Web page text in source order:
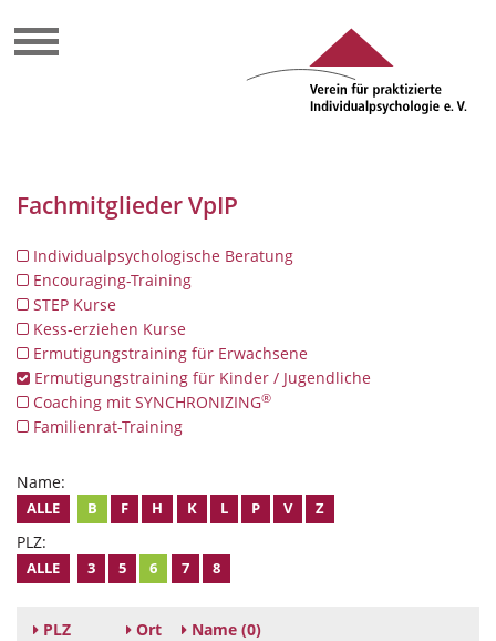
Fachmitglieder VpIP
Individualpsychologische Beratung
Encouraging-Training
STEP Kurse
Kess-erziehen Kurse
Ermutigungstraining für Erwachsene
Ermutigungstraining für Kinder / Jugendliche
Coaching mit SYNCHRONIZING®
Familienrat-Training
Name:
ALLE B F H K L P V Z
PLZ:
ALLE 3 5 6 7 8
PLZ Ort Name (0)